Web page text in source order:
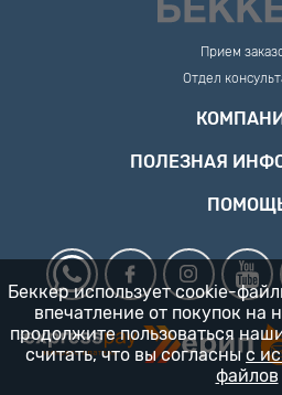
Прием
Отдел
ПОЛЕЗНАЯ
Беккер использует cookie-
впечатление от покупок на
продолжите пользоваться
считать, что вы согласны с
файлов